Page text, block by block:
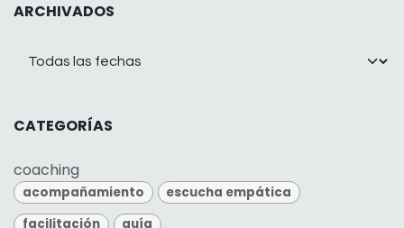
ARCHIVADOS
CATEGORÍAS
coaching
acompañamiento
escucha empática
facilitación
guía